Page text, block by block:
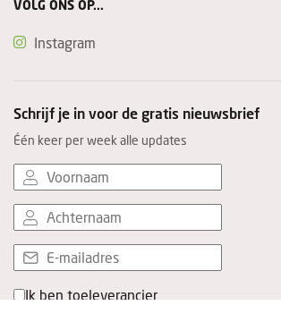
VOLG ONS OP...
Instagram
Schrijf je in voor de gratis nieuwsbrief
Één keer per week alle updates
Ik ben toeleverancier